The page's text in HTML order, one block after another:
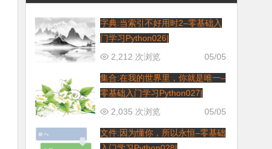
字典:当索引不好用时2–零基础入
门学习Python026|
05/05
2,212 次浏览
集合:在我的世界里，你就是唯一–
零基础入门学习Python027|
05/05
2,035 次浏览
文件:因为懂你，所以永恒–零基础